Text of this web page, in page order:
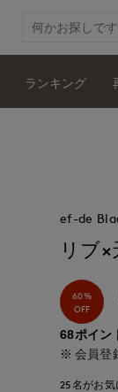
ランキング
ef-de
リブ
60%
OFF
68ポイン
会員登
25名がお